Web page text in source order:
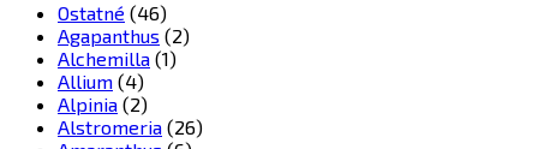
Ostatné (46)
Agapanthus (2)
Alchemilla (1)
Allium (4)
Alpinia (2)
Alstromeria (26)